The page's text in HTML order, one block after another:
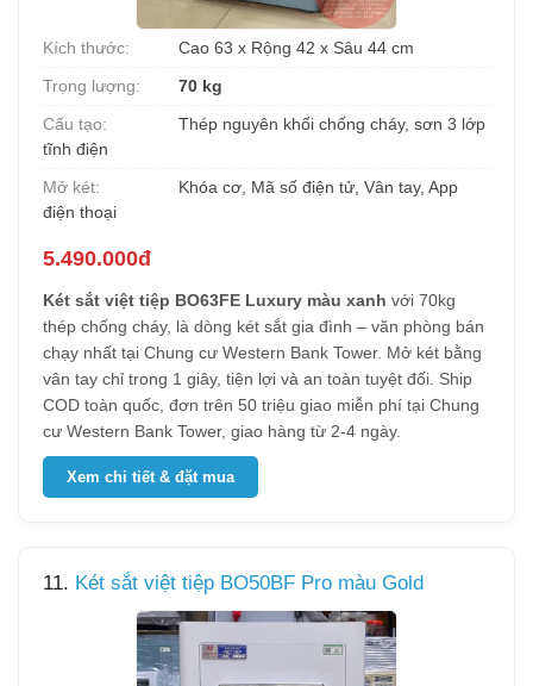
Kích thước:
Cao 63 x Rộng 42 x Sâu 44 cm
Trọng lượng:
70 kg
Cấu tạo:
Thép nguyên khối chống cháy, sơn 3 lớp
tĩnh điện
Mở két:
Khóa cơ, Mã số điện tử, Vân tay, App
điện thoại
5.490.000đ
Két sắt việt tiệp BO63FE Luxury màu xanh với 70kg
thép chống cháy, là dòng két sắt gia đình – văn phòng bán
chạy nhất tại Chung cư Western Bank Tower. Mở két bằng
vân tay chỉ trong 1 giây, tiện lợi và an toàn tuyệt đối. Ship
COD toàn quốc, đơn trên 50 triệu giao miễn phí tại Chung
cư Western Bank Tower, giao hàng từ 2-4 ngày.
Xem chi tiết & đặt mua
11. Két sắt việt tiệp BO50BF Pro màu Gold